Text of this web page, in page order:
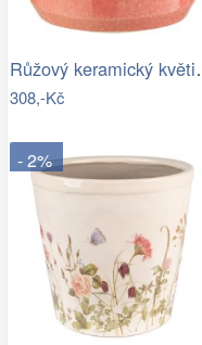
308,-Kč
- 2%